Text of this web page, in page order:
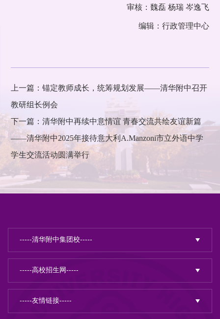
审核：魏磊 杨瑞 岑逸飞
编辑：行政管理中心
上一篇：锚定教师成长，统筹规划发展——清华附中召开
教研组长例会
下一篇：清华附中再续中意情谊 青春交流共绘友谊新篇
——清华附中2025年接待意大利A.Manzoni市立外语中学
学生交流活动圆满举行